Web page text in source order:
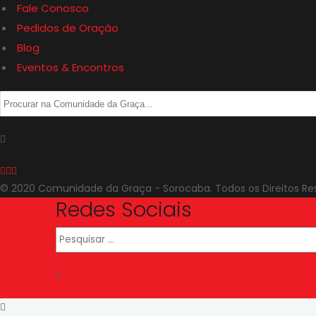
Fale Conosco
Pedidos de Oração
Blog
Eventos & Encontros
© 2020 Comunidade da Graça - Sorocaba. Todos os Direitos
Redes Sociais